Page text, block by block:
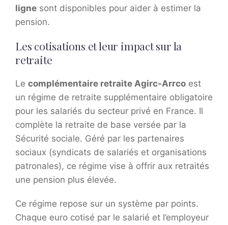
ligne sont disponibles pour aider à estimer la
pension.
Les cotisations et leur impact sur la
retraite
Le complémentaire retraite Agirc-Arrco est
un régime de retraite supplémentaire obligatoire
pour les salariés du secteur privé en France. Il
complète la retraite de base versée par la
Sécurité sociale. Géré par les partenaires
sociaux (syndicats de salariés et organisations
patronales), ce régime vise à offrir aux retraités
une pension plus élevée.
Ce régime repose sur un système par points.
Chaque euro cotisé par le salarié et l’employeur